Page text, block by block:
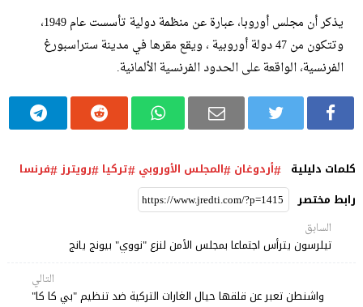
يذكر أن مجلس أوروبا، عبارة عن منظمة دولية تأسست عام 1949،
وتتكون من 47 دولة أوروبية ، ويقع مقرها في مدينة ستراسبورغ
الفرنسية، الواقعة على الحدود الفرنسية الألمانية.
كلمات دليلية أردوغان المجلس الأوروبي تركيا رويترز فرنسا
رابط مختصر
السابق
تيلرسون يترأس اجتماعا بمجلس الأمن لنزع "نووي" بيونج يانج
التالي
واشنطن تعبر عن قلقها حيال الغارات التركية ضد تنظيم "بي كا كا"